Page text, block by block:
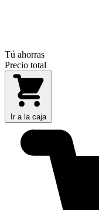
Tú ahorras
Precio total
Ir a la caja